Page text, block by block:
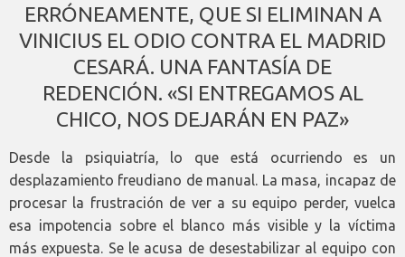
ERRÓNEAMENTE, QUE SI ELIMINAN A
VINICIUS EL ODIO CONTRA EL MADRID
CESARÁ. UNA FANTASÍA DE
REDENCIÓN. «SI ENTREGAMOS AL
CHICO, NOS DEJARÁN EN PAZ»
Desde la psiquiatría, lo que está ocurriendo es un
desplazamiento freudiano de manual. La masa, incapaz de
procesar la frustración de ver a su equipo perder, vuelca
esa impotencia sobre el blanco más visible y la víctima
más expuesta. Se le acusa de desestabilizar al equipo con